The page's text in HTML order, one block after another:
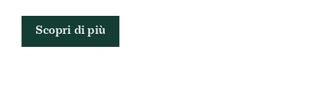
Scopri di più